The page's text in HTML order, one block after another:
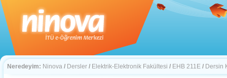
Neredeyim: Ninova / Dersler / Elektrik-Elektronik Fakültesi / EHB 211E / Dersin